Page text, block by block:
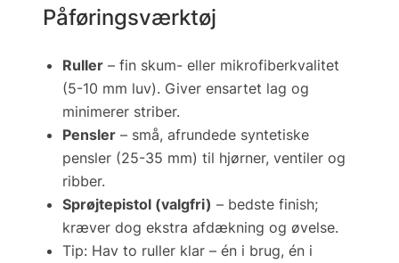
Påførings­værktøj
Ruller – fin skum- eller mikrofiberkvalitet
(5-10 mm luv). Giver ensartet lag og
minimerer striber.
Pensler – små, afrundede syntetiske
pensler (25-35 mm) til hjørner, ventiler og
ribber.
Sprøjtepistol (valgfri) – bedste finish;
kræver dog ekstra afdækning og øvelse.
Tip: Hav to ruller klar – én i brug, én i